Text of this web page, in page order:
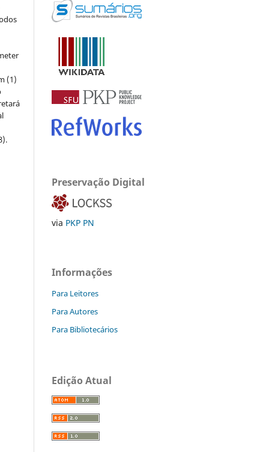
(1)
Preservação Digital
via PKP PN
Informações
Para Leitores
Para Autores
Para Bibliotecários
Edição Atual